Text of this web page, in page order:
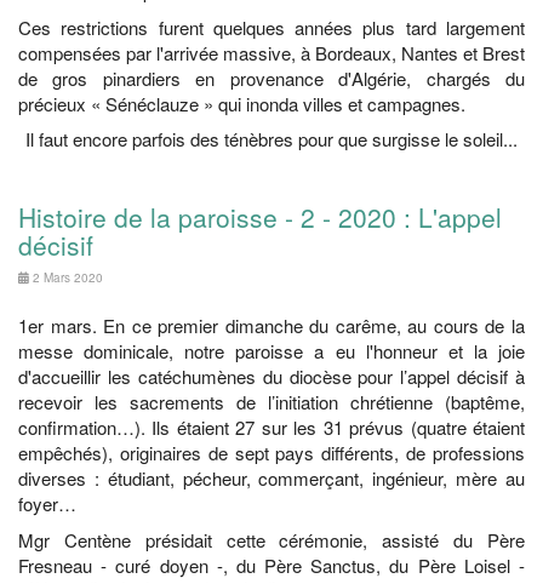
Ces restrictions furent quelques années plus tard largement
compensées par l'arrivée massive, à Bordeaux, Nantes et Brest
de gros pinardiers en provenance d'Algérie, chargés du
précieux « Sénéclauze » qui inonda villes et campagnes.
Il faut encore parfois des ténèbres pour que surgisse le soleil...
Histoire de la paroisse - 2 - 2020 : L'appel
décisif
2 Mars 2020
1er mars. En ce premier dimanche du carême, au cours de la
messe dominicale, notre paroisse a eu l'honneur et la joie
d'accueillir les catéchumènes du diocèse pour l’appel décisif à
recevoir les sacrements de l’initiation chrétienne (baptême,
confirmation…). Ils étaient 27 sur les 31 prévus (quatre étaient
empêchés), originaires de sept pays différents, de professions
diverses : étudiant, pécheur, commerçant, ingénieur, mère au
foyer…
Mgr Centène présidait cette cérémonie, assisté du Père
Fresneau - curé doyen -, du Père Sanctus, du Père Loisel -